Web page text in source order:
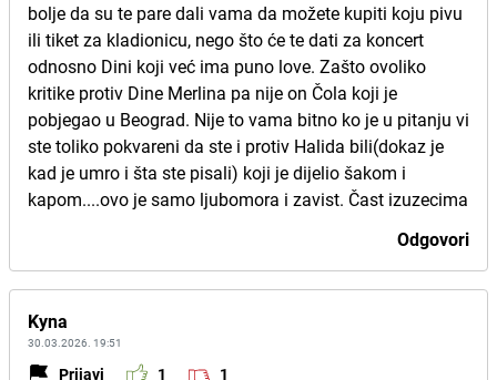
bolje da su te pare dali vama da možete kupiti koju pivu
ili tiket za kladionicu, nego što će te dati za koncert
odnosno Dini koji već ima puno love. Zašto ovoliko
kritike protiv Dine Merlina pa nije on Čola koji je
pobjegao u Beograd. Nije to vama bitno ko je u pitanju vi
ste toliko pokvareni da ste i protiv Halida bili(dokaz je
kad je umro i šta ste pisali) koji je dijelio šakom i
kapom....ovo je samo ljubomora i zavist. Čast izuzecima
Odgovori
Kyna
30.03.2026. 19:51
Prijavi 1 1